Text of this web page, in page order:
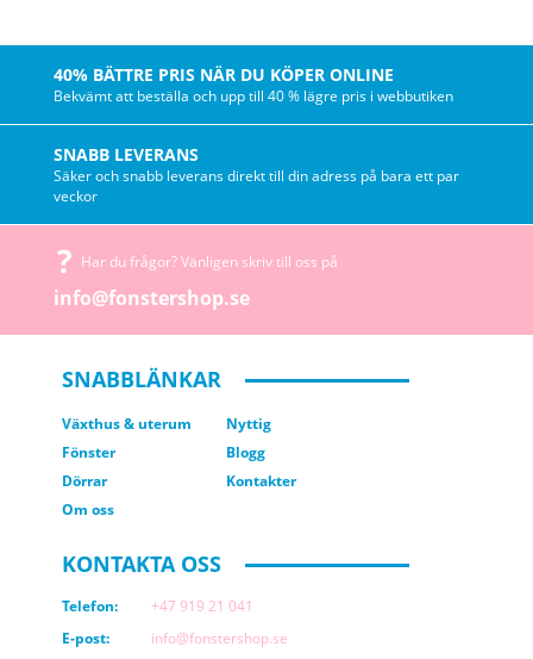
40% BÄTTRE PRIS NÄR DU KÖPER ONLINE
Bekvämt att beställa och upp till 40 % lägre pris i webbutiken
SNABB LEVERANS
Säker och snabb leverans direkt till din adress på bara ett par
veckor
Har du frågor? Vänligen skriv till oss på
info@fonstershop.se
SNABBLÄNKAR
Växthus & uterum
Fönster
Dörrar
Om oss
Nyttig
Blogg
Kontakter
KONTAKTA OSS
Telefon:
+47 919 21 041
E-post:
info@fonstershop.se